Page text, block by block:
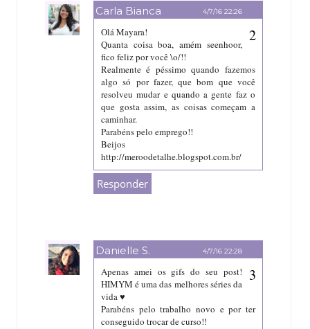
Carla Bianca 4/7/16 22:26
Olá Mayara!
Quanta coisa boa, amém seenhoor,
fico feliz por você \o/!!
Realmente é péssimo quando fazemos
algo só por fazer, que bom que você
resolveu mudar e quando a gente faz o
que gosta assim, as coisas começam a
caminhar.
Parabéns pelo emprego!!
Beijos
http://meroodetalhe.blogspot.com.br/
Responder
Danielle S. 4/7/16 22:28
Apenas amei os gifs do seu post!
HIMYM é uma das melhores séries da
vida ♥
Parabéns pelo trabalho novo e por ter
conseguido trocar de curso!!